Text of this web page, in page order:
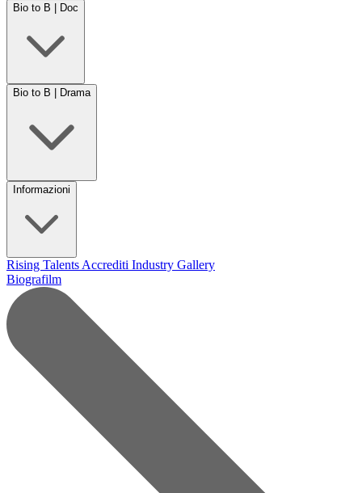
Bio to B | Doc
Bio to B | Drama
Informazioni
Rising Talents Accrediti Industry Gallery
Biografilm